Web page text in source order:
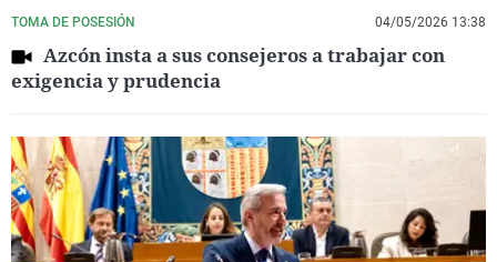
TOMA DE POSESIÓN 04/05/2026 13:38
Azcón insta a sus consejeros a trabajar con
exigencia y prudencia